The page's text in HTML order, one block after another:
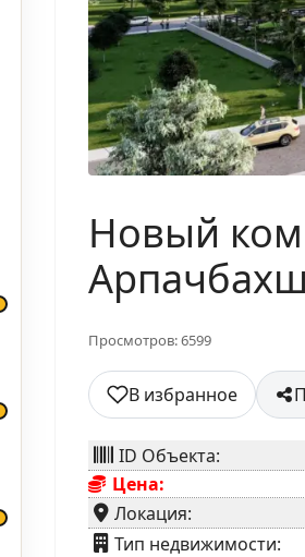
Новый
Просмотров: 6599
В избранное
ID Объекта:
Цена:
Локация:
⁠Тип недвижимости: